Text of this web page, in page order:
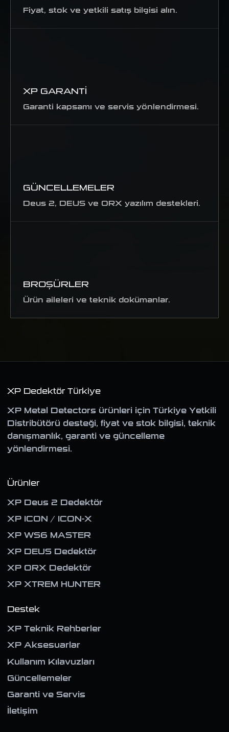
Fiyat, stok ve yetkili satış bilgisi alın.
XP GARANTI
Garanti kapsamı ve servis yönlendirmesi.
GÜNCELLEMELER
Deus 2, DEUS ve ORX yazılım destekleri.
BROŞÜRLER
Ürün aileleri ve teknik dokümanlar.
XP Dedektör Türkiye
XP Metal Detectors ürünleri için Türkiye Yetkili
Distribütörü desteği, fiyat ve stok bilgisi, teknik
danışmanlık, garanti ve güncelleme
yönlendirmesi.
Ürünler
XP Deus 2 Dedektör
XP ICON / ICON-X
XP WS6 MASTER
XP DEUS Dedektör
XP ORX Dedektör
XP XTREM HUNTER
Destek
XP Teknik Rehberler
XP Aksesuarlar
Kullanım Kılavuzları
Güncellemeler
Garanti ve Servis
İletişim